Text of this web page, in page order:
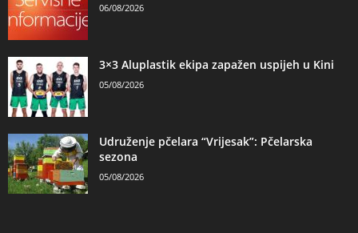
06/08/2026
3×3 Aluplastik ekipa zapažen uspijeh u Kini
05/08/2026
Udruženje pčelara “Vrijesak”: Pčelarska
sezona
05/08/2026